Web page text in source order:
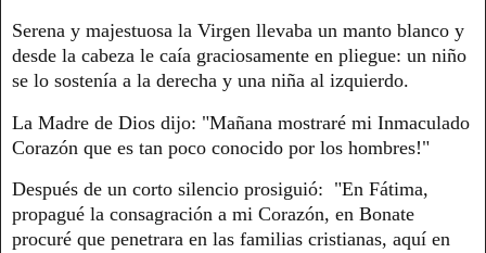
Serena y majestuosa la Virgen llevaba un manto blanco y
desde la cabeza le caía graciosamente en pliegue: un niño
se lo sostenía a la derecha y una niña al izquierdo.
La Madre de Dios dijo: "Mañana mostraré mi Inmaculado
Corazón que es tan poco conocido por los hombres!"
Después de un corto silencio prosiguió: "En Fátima,
propagué la consagración a mi Corazón, en Bonate
procuré que penetrara en las familias cristianas, aquí en